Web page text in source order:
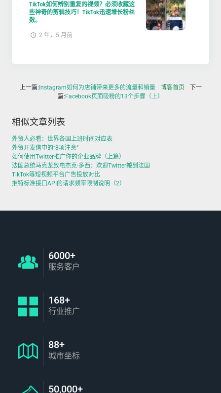
TikTok如何辨别重复的视频？必须收藏这
些神奇的剪辑技巧！TikTok迅速增长粉丝
数。
2 年，5 月前
上一篇: Instagram如何为店铺带来更多的流量和销量 博客首页
下一
篇: Facebook页面吸粉的13个步骤（上）
相似文章列表
外贸人必看：世界各国上班时间对应表
外贸开发信中的“8项注意”
如何使用Twitter推广你的企业品牌（上篇）
法国总统马克龙致电杰克·多西：欢迎Twitter搬到法国
TikTok等短视频平台广告投放对比
推特标准接口API的请求频率限制说明（2）
6000+
服务客户
168+
行业推广
88+
城市坐标
50,000+